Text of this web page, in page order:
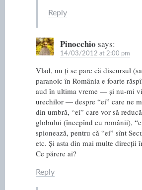
Reply
Pinocchio says:
14/03/2012 at 2:00 pm
Vlad, nu ți se pare că discursul
paranoic în România e foarte
aud în ultima vreme — și nu-mi
urechilor — despre “ei” care ne
din umbră, “ei” care vor să
globului (începînd cu românii),
spionează, pentru că “ei” sînt
etc. Și asta din mai multe direcții
Ce părere ai?
Reply